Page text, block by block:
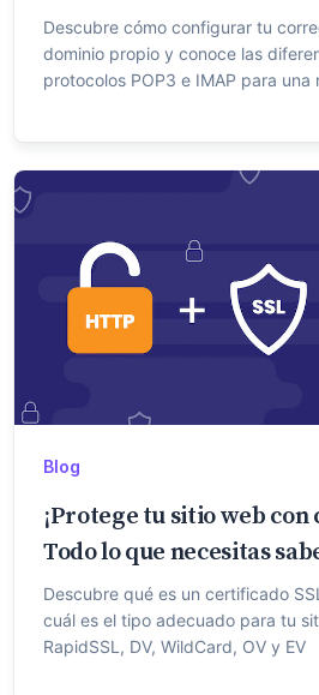
Descubre cómo configurar tu
dominio propio y conoce las
protocolos POP3 e IMAP para una
Blog
¡Protege tu sitio web
Todo lo que necesitas
Descubre qué es un certificado
cuál es el tipo adecuado para tu
RapidSSL, DV, WildCard, OV y EV